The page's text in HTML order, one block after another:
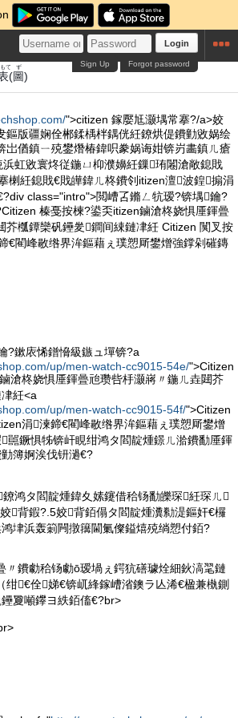
Login
Forgot password
Sign Up
て
(圖
ず
)
">citizen 鎵嬮尪灏堣常搴?/a>姣
鏂版疆娴佺郴鍒楀柈鍝侊紝鐐烘偍鐨勭敓娲绘
岀偤鎮ㄧ殑鐢熸椿鍏呮豢娲诲姏锛岃畵鎮ㄦ瘡
虹敓寰炵従鍦ㄩ枊濮嬶紝鏁珛闂滄敞鎴戝
楋紝鎴戝€戝皣鍏ㄦ柊鐨刢itizen澶波鍠搧涓
class="intro">閲嶆叾鏅ㄥ牨瑷?锛堣鑰?
榛戞按楝?鍙奀itizen鏀滄柊娆惧厜鍕曡
芥槬鐔欒矾鑸夎鐧间綀鏈冿紝 Citizen 闃叉按
€閵峰敭绺界洠鏂藉ぇ璞愬厛鐢熷強鐣剁磪鏄
?鏉庡悕鐠愶級鏃ュ墠锛?a
up/men-watch-cc9015-54e/">Citizen
滄柊娆惧厜鍕曡兘瓒呰杽灏嶈〃鍦ㄦ垚閮芥
紝<a
up/men-watch-cc9015-54f/">Citizen
涓湅鍗€閵峰敭绺界洠鏂藉ぇ璞愬厛鐢熷
嚚鐝惧牬锛屽睍绀鸿タ閻靛煄鐛ㄦ湁鐨勫厜鍕
簿婀涘伐钘濄€?
鸿タ閻靛煄鍏夊嫊鑳借秴钖勫皪琛紝琛ㄦ
背鍜?.5姣背銆傝タ閻靛煄瀵勬湜鏂奸€欏
垏浜轰箣闁撴簼閫氭儏鎰熺殑绱愬付銆?
〃鐨勮秴钖勮ō瑷堝ぇ鍔犺磰璩烇細鈥滈毣鏈
绀€佺娣€锛屼綘鎵嶆渻鐭ラ亾浠€楹兼槸鍘
夐噸鑻ヨ紩銆傗€?br>